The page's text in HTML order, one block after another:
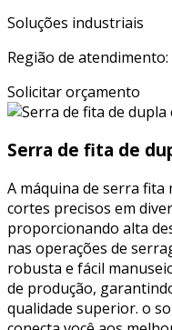
Soluções industriais
Região de
Solicitar orçamento
Serra de fita de
A máquina de serra fita
cortes precisos em
proporcionando alta
nas operações de
robusta e fácil
de produção,
qualidade superior. o